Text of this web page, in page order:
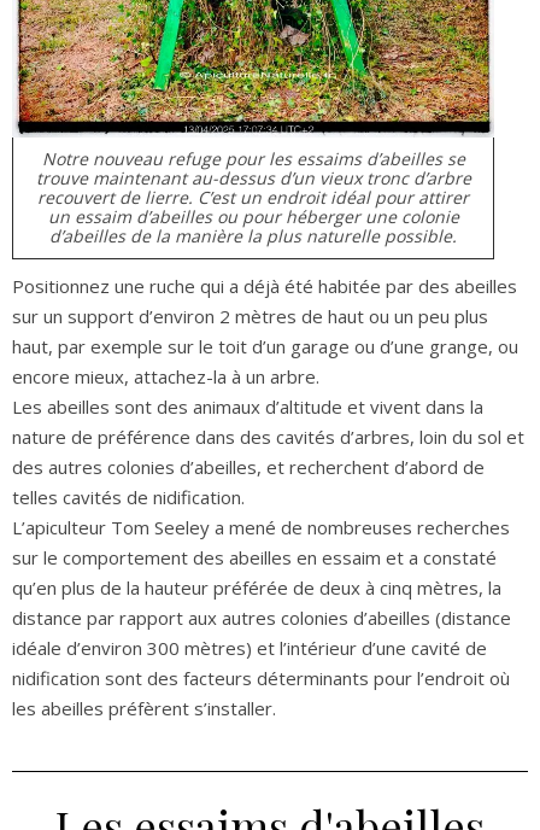
Notre nouveau refuge pour les essaims d’abeilles se
trouve maintenant au-dessus d’un vieux tronc d’arbre
recouvert de lierre. C’est un endroit idéal pour attirer
un essaim d’abeilles ou pour héberger une colonie
d’abeilles de la manière la plus naturelle possible.
Positionnez une ruche qui a déjà été habitée par des abeilles
sur un support d’environ 2 mètres de haut ou un peu plus
haut, par exemple sur le toit d’un garage ou d’une grange, ou
encore mieux, attachez-la à un arbre.
Les abeilles sont des animaux d’altitude et vivent dans la
nature de préférence dans des cavités d’arbres, loin du sol et
des autres colonies d’abeilles, et recherchent d’abord de
telles cavités de nidification.
L’apiculteur Tom Seeley a mené de nombreuses recherches
sur le comportement des abeilles en essaim et a constaté
qu’en plus de la hauteur préférée de deux à cinq mètres, la
distance par rapport aux autres colonies d’abeilles (distance
idéale d’environ 300 mètres) et l’intérieur d’une cavité de
nidification sont des facteurs déterminants pour l’endroit où
les abeilles préfèrent s’installer.